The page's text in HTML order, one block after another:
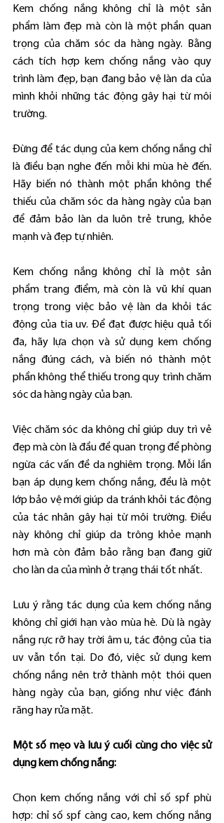
Kem chống nắng không chỉ là một sản
phẩm làm đẹp mà còn là một phần quan
trọng của chăm sóc da hàng ngày. Bằng
cách tích hợp kem chống nắng vào quy
trình làm đẹp, bạn đang bảo vệ làn da của
mình khỏi những tác động gây hại từ môi
trường.
Đừng để tác dụng của kem chống nắng chỉ
là điều bạn nghe đến mỗi khi mùa hè đến.
Hãy biến nó thành một phần không thể
thiếu của chăm sóc da hàng ngày của bạn
để đảm bảo làn da luôn trẻ trung, khỏe
mạnh và đẹp tự nhiên.
Kem chống nắng không chỉ là một sản
phẩm trang điểm, mà còn là vũ khí quan
trọng trong việc bảo vệ làn da khỏi tác
động của tia uv. Để đạt được hiệu quả tối
đa, hãy lựa chọn và sử dụng kem chống
nắng đúng cách, và biến nó thành một
phần không thể thiếu trong quy trình chăm
sóc da hàng ngày của bạn.
Việc chăm sóc da không chỉ giúp duy trì vẻ
đẹp mà còn là đầu đề quan trọng để phòng
ngừa các vấn đề da nghiêm trọng. Mỗi lần
bạn áp dụng kem chống nắng, đều là một
lớp bảo vệ mới giúp da tránh khỏi tác động
của tác nhân gây hại từ môi trường. Điều
này không chỉ giúp da trông khỏe mạnh
hơn mà còn đảm bảo rằng bạn đang giữ
cho làn da của mình ở trạng thái tốt nhất.
Lưu ý rằng tác dụng của kem chống nắng
không chỉ giới hạn vào mùa hè. Dù là ngày
nắng rực rỡ hay trời âm u, tác động của tia
uv vẫn tồn tại. Do đó, việc sử dụng kem
chống nắng nên trở thành một thói quen
hàng ngày của bạn, giống như việc đánh
răng hay rửa mặt.
Một số mẹo và lưu ý cuối cùng cho việc sử
dụng kem chống nắng:
Chọn kem chống nắng với chỉ số spf phù
hợp: chỉ số spf càng cao, kem chống nắng